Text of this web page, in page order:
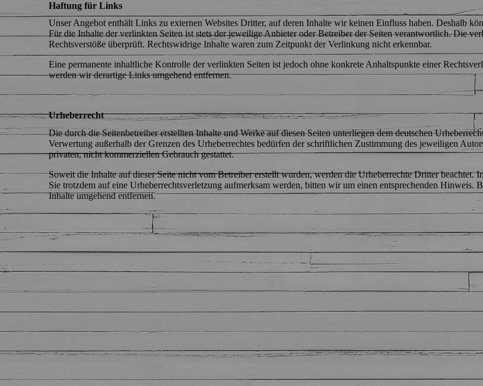
Haftung für Links
Unser Angebot enthält Links zu externen Websites Dritter, auf deren Inhalte wir keinen Einfluss haben. Deshalb
Für die Inhalte der verlinkten Seiten ist stets der jeweilige Anbieter oder Betreiber der Seiten verantwortlich. Die
Rechtsverstöße überprüft. Rechtswidrige Inhalte waren zum Zeitpunkt der Verlinkung nicht erkennbar.
Eine permanente inhaltliche Kontrolle der verlinkten Seiten ist jedoch ohne konkrete Anhaltspunkte einer
werden wir derartige Links umgehend entfernen.
Urheberrecht
Die durch die Seitenbetreiber erstellten Inhalte und Werke auf diesen Seiten unterliegen dem deutschen
Verwertung außerhalb der Grenzen des Urheberrechtes bedürfen der schriftlichen Zustimmung des jeweiligen
privaten, nicht kommerziellen Gebrauch gestattet.
Soweit die Inhalte auf dieser Seite nicht vom Betreiber erstellt wurden, werden die Urheberrechte Dritter beachtet.
Sie trotzdem auf eine Urheberrechtsverletzung aufmerksam werden, bitten wir um einen entsprechenden
Inhalte umgehend entfernen.